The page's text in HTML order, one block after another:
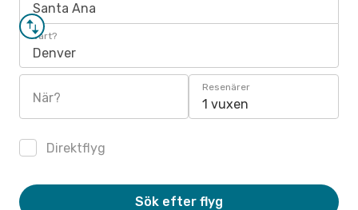
Santa Ana
Vart?
Denver
När?
Resenärer
1 vuxen
Direktflyg
Sök efter flyg